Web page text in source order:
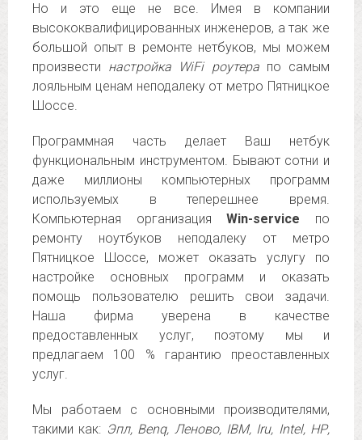
Но и это еще не все. Имея в компании
высококвалифицированных инженеров, а так же
большой опыт в ремонте нетбуков, мы можем
произвести настройка WiFi роутерапо самым
лояльным ценам неподалеку от метро Пятницкое
Шоссе.
Программная часть делает Ваш нетбук
функциональным инструментом. Бывают сотни и
даже миллионы компьютерных программ
используемых в теперешнее время.
Компьютерная организацияWin-service по
ремонту ноутбуков неподалеку от метро
Пятницкое Шоссе, может оказать услугу по
настройке основных программ и оказать
помощь пользователю решить свои задачи.
Наша фирма уверена в качестве
предоставленных услуг, поэтому мы и
предлагаем 100 % гарантию преоставленных
услуг.
Мы работаем с основными производителями,
такими как: Эпл, Benq, Леново, IBM, Iru, Intel, НР,